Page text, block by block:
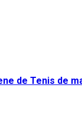
de Tenis de